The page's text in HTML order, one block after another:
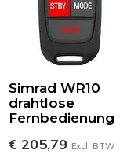
Simrad WR10
drahtlose
Fernbedienung
€ 205,79 Excl. BTW